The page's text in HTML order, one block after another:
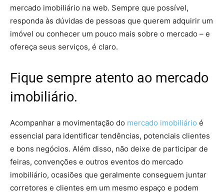
mercado imobiliário na web. Sempre que possível,
responda às dúvidas de pessoas que querem adquirir um
imóvel ou conhecer um pouco mais sobre o mercado – e
ofereça seus serviços, é claro.
Fique sempre atento ao mercado
imobiliário.
Acompanhar a movimentação do mercado imobiliário é
essencial para identificar tendências, potenciais clientes
e bons negócios. Além disso, não deixe de participar de
feiras, convenções e outros eventos do mercado
imobiliário, ocasiões que geralmente conseguem juntar
corretores e clientes em um mesmo espaço e podem